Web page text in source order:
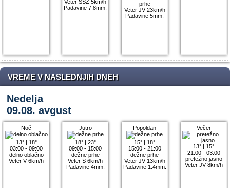
Veter SSZ 5km/h
Padavine 7.8mm.
prhe
Veter JV 23km/h
Padavine 5mm.
VREME V NASLEDNJIH DNEH
Nedelja
09.08. avgust
Noč
13°| 18°
03:00 - 09:00
delno oblačno
Veter V 6km/h
Jutro
18°| 23°
09:00 - 15:00
dežne prhe
Veter S 6km/h
Padavine 4mm.
Popoldan
15° | 18°
15:00 - 21:00
dežne prhe
Veter JV 13km/h
Padavine 1.4mm.
Večer
13° | 15°
21:00 - 03:00
pretežno jasno
Veter JV 8km/h